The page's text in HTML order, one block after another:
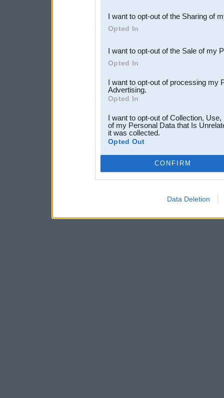
Downstream Participants
third parties.
I want to opt-out of the Sharing of
Opted In
I want to opt-out of the Sale of my
Opted In
I want to opt-out of processing my
Advertising.
Opted In
I want to opt-out of Collection,
of my Personal Data that Is
it was collected.
Opted Out
CONFIRM
Data Deletion